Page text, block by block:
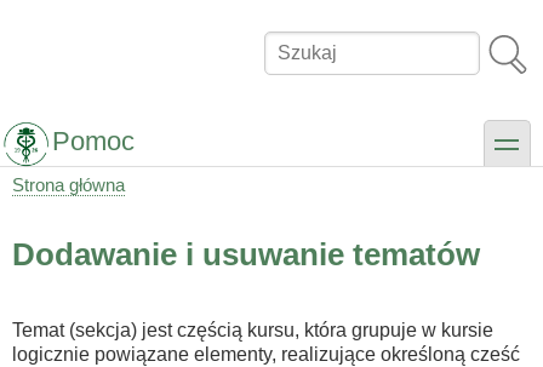
Szukaj
Pomoc toggle
nawigacyjna
Strona główna
Dodawanie i usuwanie tematów
Temat (sekcja) jest częścią kursu, która grupuje w kursie
logicznie powiązane elementy, realizujące określoną cześć